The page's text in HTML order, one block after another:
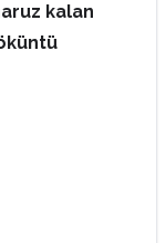
kalan